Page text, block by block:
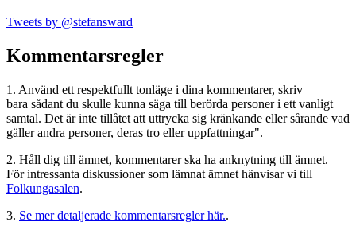
Tweets by @stefansward
Kommentarsregler
1. Använd ett respektfullt tonläge i dina kommentarer, skriv
bara sådant du skulle kunna säga till berörda personer i ett vanligt
samtal. Det är inte tillåtet att uttrycka sig kränkande eller sårande vad
gäller andra personer, deras tro eller uppfattningar".
2. Håll dig till ämnet, kommentarer ska ha anknytning till ämnet.
För intressanta diskussioner som lämnat ämnet hänvisar vi till
Folkungasalen.
3. Se mer detaljerade kommentarsregler här..